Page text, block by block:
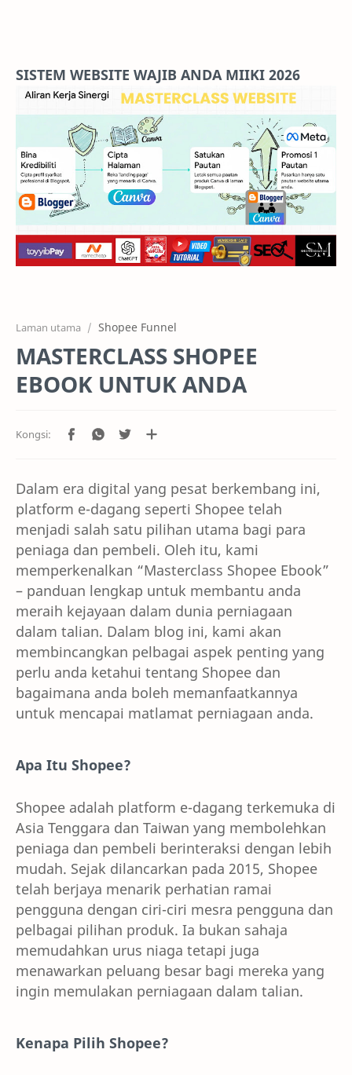
Features
Pricing
Services
RTL Mode
SISTEM WEBSITE WAJIB ANDA MIIKI 2026
Laman utama Shopee Funnel
MASTERCLASS SHOPEE
EBOOK UNTUK ANDA
Dalam era digital yang pesat berkembang ini,
platform e-dagang seperti Shopee telah
menjadi salah satu pilihan utama bagi para
peniaga dan pembeli. Oleh itu, kami
memperkenalkan “Masterclass Shopee Ebook”
– panduan lengkap untuk membantu anda
meraih kejayaan dalam dunia perniagaan
dalam talian. Dalam blog ini, kami akan
membincangkan pelbagai aspek penting yang
perlu anda ketahui tentang Shopee dan
bagaimana anda boleh memanfaatkannya
untuk mencapai matlamat perniagaan anda.
Apa Itu Shopee?
Shopee adalah platform e-dagang terkemuka di
Asia Tenggara dan Taiwan yang membolehkan
peniaga dan pembeli berinteraksi dengan lebih
mudah. Sejak dilancarkan pada 2015, Shopee
telah berjaya menarik perhatian ramai
pengguna dengan ciri-ciri mesra pengguna dan
pelbagai pilihan produk. Ia bukan sahaja
memudahkan urus niaga tetapi juga
menawarkan peluang besar bagi mereka yang
ingin memulakan perniagaan dalam talian.
Kenapa Pilih Shopee?